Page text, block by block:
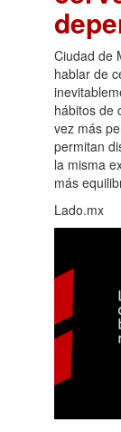
Ciudad de
hablar de
hábitos de
vez más
permitan
la misma
más
Lado.mx